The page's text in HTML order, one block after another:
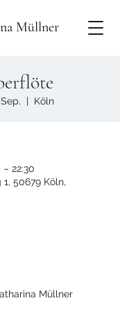
Müllner
  |
Köln
– 22:30
50679 Köln,
Müllner